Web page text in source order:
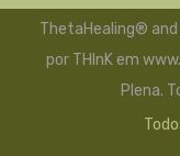
ThetaHealing®
por THInK em
Plena.